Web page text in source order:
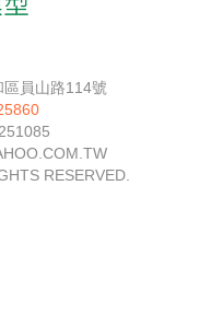
員山路114號
RESERVED.